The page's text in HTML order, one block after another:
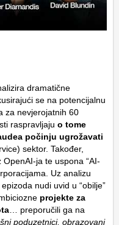
dramatične
se na potencijalnu
za nevjerojatnih 60
raspravljaju o tome
počinju ugrožavati
sektor. Također,
ja te uspona “AI-
Uz analizu
nudi uvid u “obilje”
projekte za
… preporučili ga na
poduzetnici, obrazovani